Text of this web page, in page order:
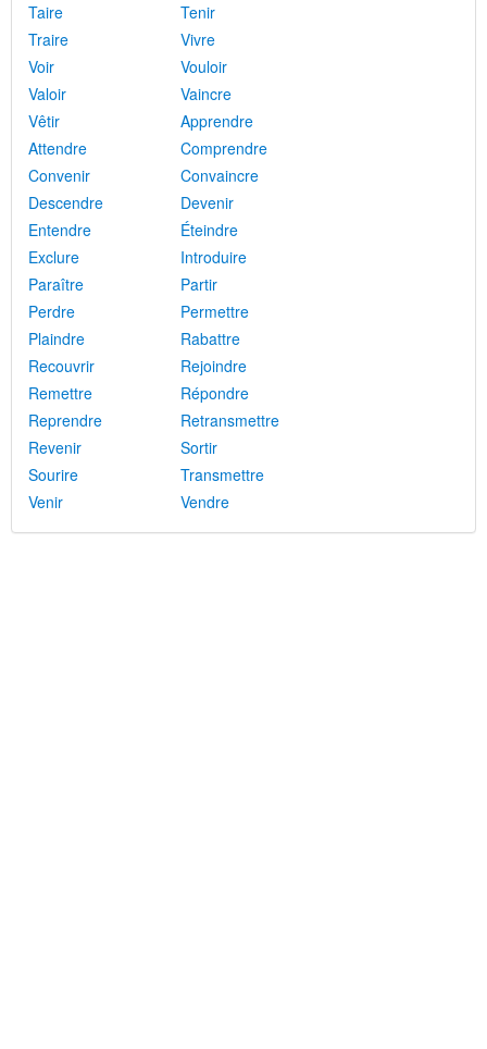
Taire
Tenir
Traire
Vivre
Voir
Vouloir
Valoir
Vaincre
Vêtir
Apprendre
Attendre
Comprendre
Convenir
Convaincre
Descendre
Devenir
Entendre
Éteindre
Exclure
Introduire
Paraître
Partir
Perdre
Permettre
Plaindre
Rabattre
Recouvrir
Rejoindre
Remettre
Répondre
Reprendre
Retransmettre
Revenir
Sortir
Sourire
Transmettre
Venir
Vendre